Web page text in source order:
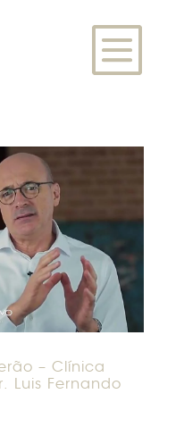
– Clínica
Luis Fernando